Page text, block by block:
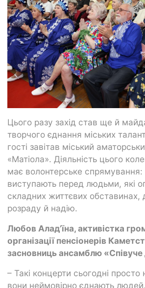
Цього разу захід став ще й
творчого єднання міських
гості завітав міський
«Матіола». Діяльність цього
має волонтерське спрямування:
виступають перед людьми, які
складних життєвих обставинах,
розраду й надію.
Любов Алад’їна, активістка
організації пенсіонерів
засновниць ансамблю
– Такі концерти сьогодні просто
вони неймовірно єднають людей.